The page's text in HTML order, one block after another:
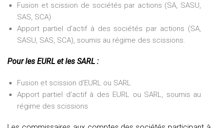
Fusion et scission de sociétés par actions (SA, SASU,
SAS, SCA)
Apport partiel d’actif à des sociétés par actions (SA,
SASU, SAS, SCA), soumis au régime des scissions.
Pour les EURL et les SARL :
Fusion et scission d’EURL ou SARL
Apport partiel d’actif à des EURL ou SARL, soumis au
régime des scissions